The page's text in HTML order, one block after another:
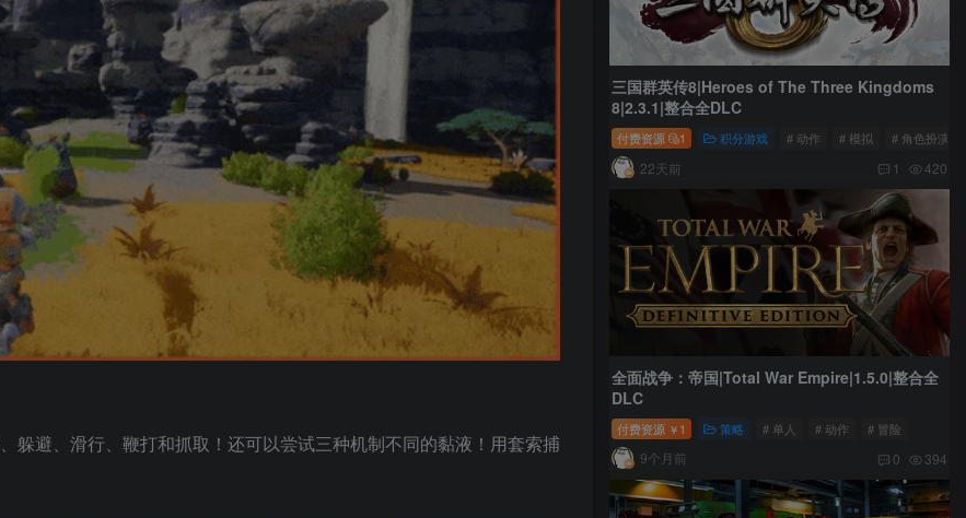
躲避、滑行、鞭打和抓取！还可以尝试三种机制不同的黏液！用套索捕
三国群英传8|Heroes of The Three Kingdoms
8|2.3.1|整合全DLC
付费资源 1 积分游戏 # 动作 # 模拟 # 角色扮演
22天前 1 420
全面战争：帝国|Total War Empire|1.5.0|整合全
DLC
付费资源 ￥ 1 策略 # 单人 # 动作 # 冒险
9个月前 0 394